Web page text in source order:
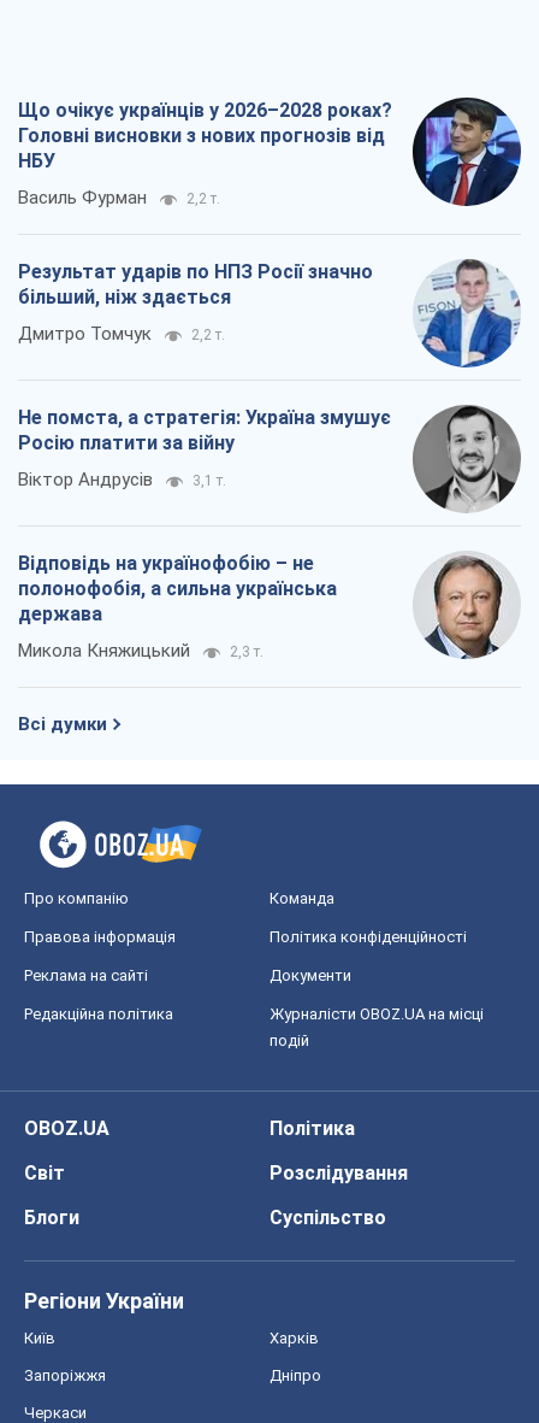
Що очікує українців у 2026–2028 роках?
Головні висновки з нових прогнозів від
НБУ
Василь Фурман 2,2 т.
Результат ударів по НПЗ Росії значно
більший, ніж здається
Дмитро Томчук 2,2 т.
Не помста, а стратегія: Україна змушує
Росію платити за війну
Віктор Андрусів 3,1 т.
Відповідь на українофобію – не
полонофобія, а сильна українська
держава
Микола Княжицький 2,3 т.
Всі думки
Про компанію Команда
Правова інформація Політика конфіденційності
Реклама на сайті Документи
Редакційна політика
Журналісти OBOZ.UA на місці
подій
OBOZ.UA
Політика
Світ
Розслідування
Блоги
Суспільство
Регіони України
Київ Харків
Запоріжжя Дніпро
Черкаси